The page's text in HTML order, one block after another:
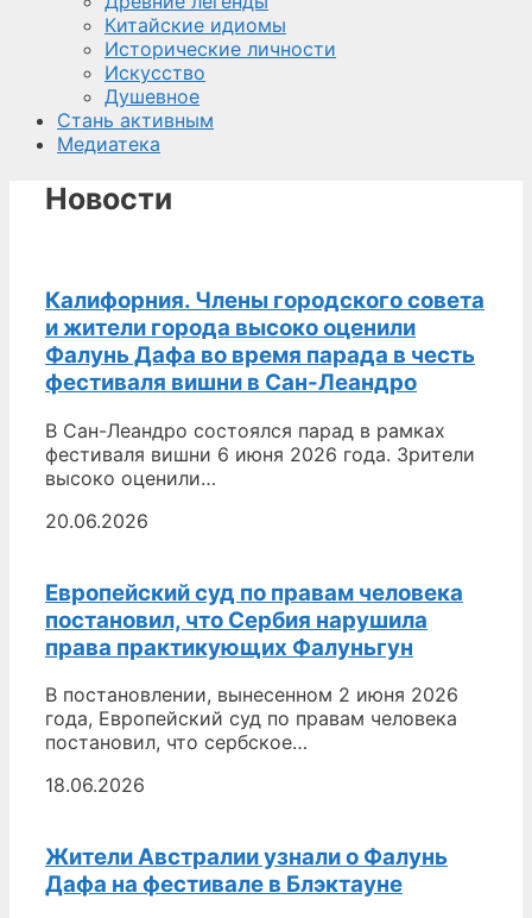
Китайские идиомы
Исторические личности
Искусство
Душевное
Стань активным
Медиатека
Новости
Калифорния. Члены городского совета
и жители городa высоко оценили
Фалунь Дафа во время парадa в честь
фестиваля вишни в Сан-Леандро
В Сан-Леандро состоялся парад в рамках
фестиваля вишни 6 июня 2026 года. Зрители
высоко оценили…
20.06.2026
Европейский суд по правам человека
постановил, что Сербия нарушила
права практикующих Фалуньгун
В постановлении, вынесенном 2 июня 2026
года, Европейский суд по правам человека
постановил, что сербское…
18.06.2026
Жители Австралии узнали о Фалунь
Дафа на фестивале в Блэктауне